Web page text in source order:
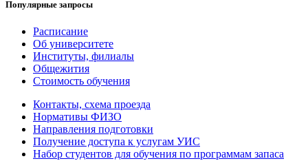
Популярные запросы
Расписание
Об университете
Институты, филиалы
Общежития
Стоимость обучения
Контакты, схема проезда
Нормативы ФИЗО
Направления подготовки
Получение доступа к услугам УИС
Набор студентов для обучения по программам запаса